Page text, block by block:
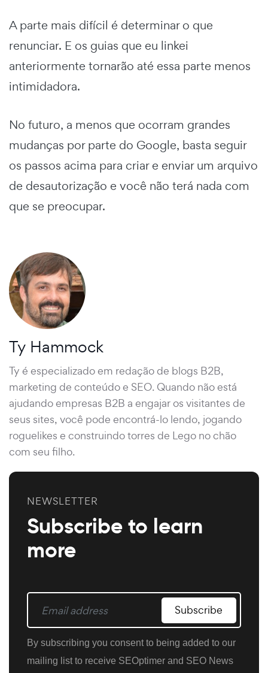
A parte mais difícil é determinar o que
renunciar. E os guias que eu linkei
anteriormente tornarão até essa parte menos
intimidadora.
No futuro, a menos que ocorram grandes
mudanças por parte do Google, basta seguir
os passos acima para criar e enviar um arquivo
de desautorização e você não terá nada com
que se preocupar.
Ty Hammock
Ty é especializado em redação de blogs B2B,
marketing de conteúdo e SEO. Quando não está
ajudando empresas B2B a engajar os visitantes de
seus sites, você pode encontrá-lo lendo, jogando
roguelikes e construindo torres de Lego no chão
com seu filho.
NEWSLETTER
Subscribe to learn
more
Subscribe
By subscribing you consent to being added to our
mailing list to receive SEOptimer and SEO News